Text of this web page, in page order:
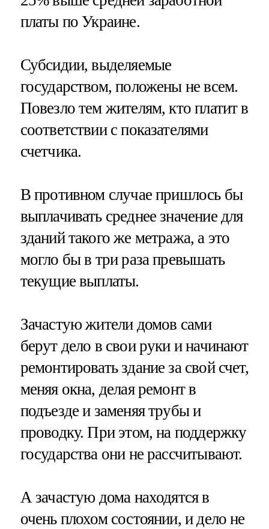
платы по Украине.
Субсидии, выделяемые
государством, положены не всем.
Повезло тем жителям, кто платит в
соответствии с показателями
счетчика.
В противном случае пришлось бы
выплачивать среднее значение для
зданий такого же метража, а это
могло бы в три раза превышать
текущие выплаты.
Зачастую жители домов сами
берут дело в свои руки и начинают
ремонтировать здание за свой счет,
меняя окна, делая ремонт в
подъезде и заменяя трубы и
проводку. При этом, на поддержку
государства они не рассчитывают.
А зачастую дома находятся в
очень плохом состоянии, и дело не